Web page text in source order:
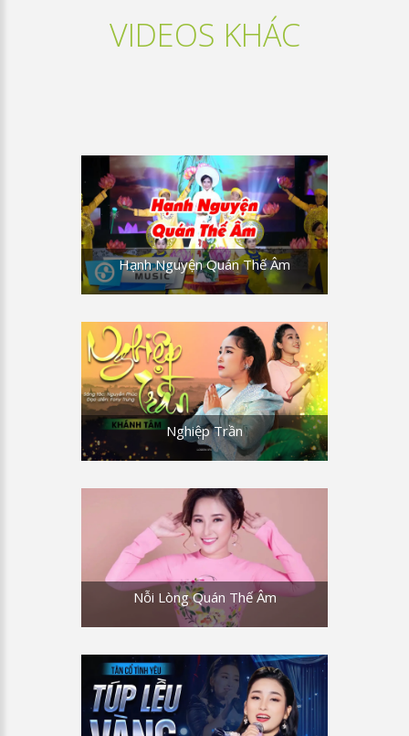
VIDEOS KHÁC
Hạnh Nguyện Quán Thế Âm
Nghiệp Trần
Nỗi Lòng Quán Thế Âm